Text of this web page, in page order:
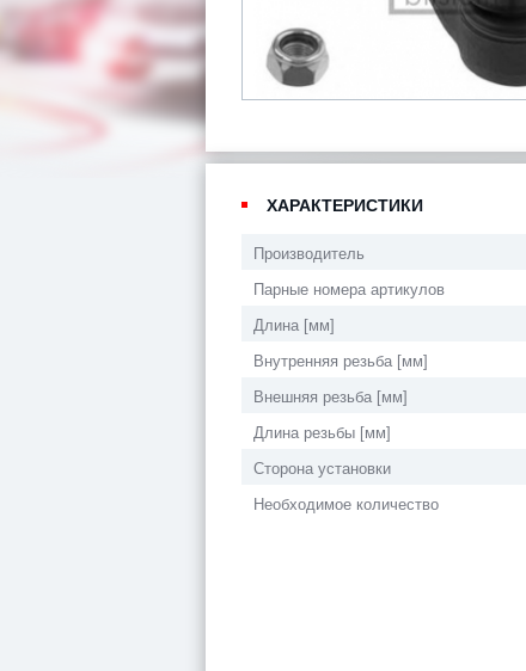
ХАРАКТЕРИСТИКИ
Производитель
Парные номера артикулов
Длина [мм]
Внутренняя резьба [мм]
Внешняя резьба [мм]
Длина резьбы [мм]
Сторона установки
Необходимое количество